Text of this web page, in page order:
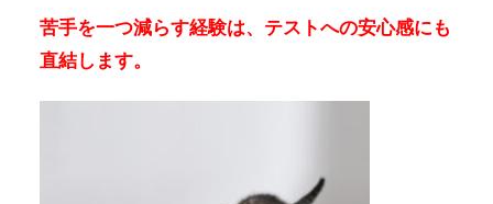
苦手を一つ減らす経験は、テストへの安心感にも
直結します。